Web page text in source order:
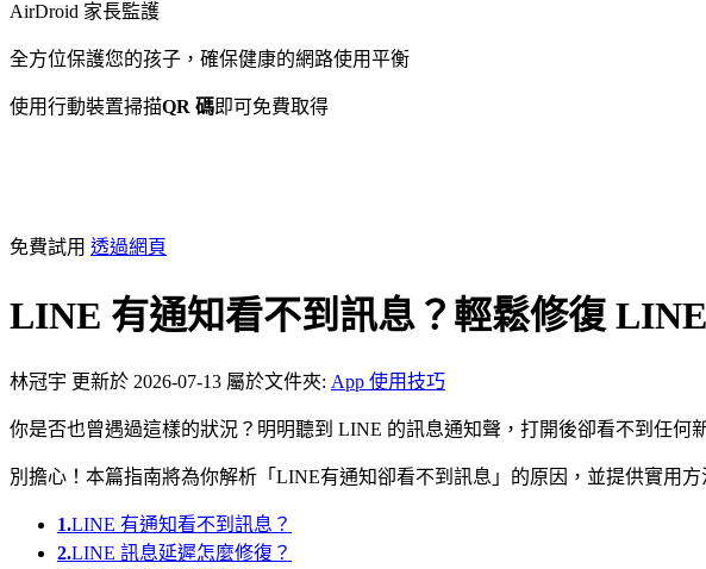
AirDroid 家長監護
全方位保護您的孩子，確保健康的網路使用平衡
使用行動裝置掃描QR 碼即可免費取得
免費試用 透過網頁
LINE 有通知看不到訊息？輕鬆修復
林冠宇 更新於 2026-07-13 屬於文件夾: App 使用技巧
你是否也曾遇過這樣的狀況？明明聽到 LINE 的訊息通知聲，打開後卻看不到任何
別擔心！本篇指南將為你解析「LINE有通知卻看不到訊息」的原因，並提供實用
1.LINE 有通知看不到訊息？
2.LINE 訊息延遲怎麼修復？